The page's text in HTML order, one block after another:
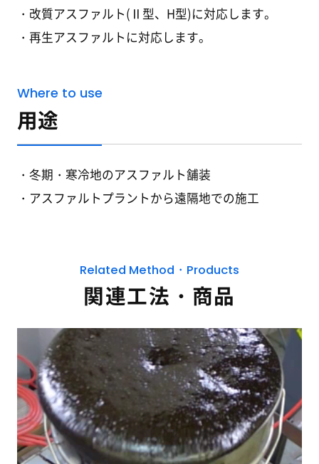
改質アスファルト(Ⅱ型、H型)に対応します。
再生アスファルトに対応します。
Where to use
用途
冬期・寒冷地のアスファルト舗装
アスファルトプラントから遠隔地での施工
Related Method・Products
関連工法・商品